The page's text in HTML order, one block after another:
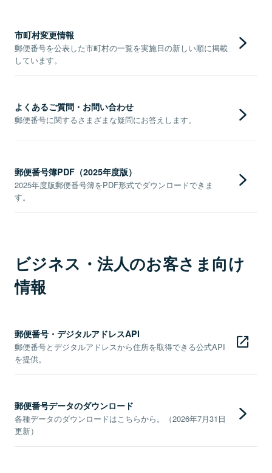
市町村変更情報
郵便番号を公表した市町村の一覧を実施日の新しい順に掲載
しています。
よくあるご質問・お問い合わせ
郵便番号に関するさまざまな疑問にお答えします。
郵便番号簿PDF（2025年度版）
2025年度版郵便番号簿をPDF形式でダウンロードできま
す。
ビジネス・法人のお客さま向け
情報
郵便番号・デジタルアドレスAPI
郵便番号とデジタルアドレスから住所を取得できる公式API
を提供。
郵便番号データのダウンロード
各種データのダウンロードはこちらから。（2026年7月31日
更新）